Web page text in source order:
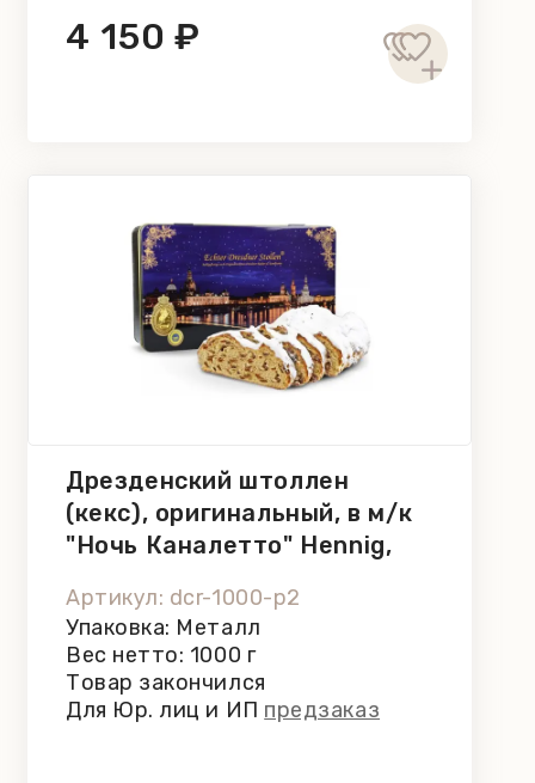
4 150 ₽
Дрезденский штоллен
(кекс), оригинальный, в м/к
"Ночь Каналетто" Hennig,
Артикул: dcr-1000-p2
Упаковка: Металл
Вес нетто: 1000 г
Товар закончился
Для Юр. лиц и ИП предзаказ